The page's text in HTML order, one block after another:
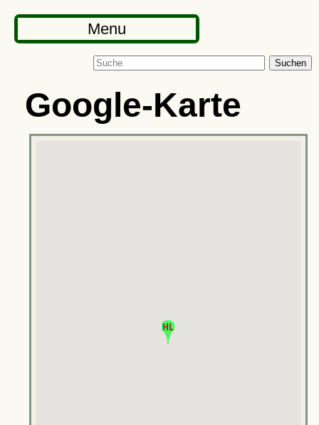
Menu
Suchen
Google-Karte